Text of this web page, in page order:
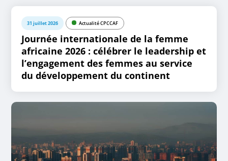
31 juillet 2026 Actualité CPCCAF
Journée internationale de la femme
africaine 2026 : célébrer le leadership et
l’engagement des femmes au service
du développement du continent